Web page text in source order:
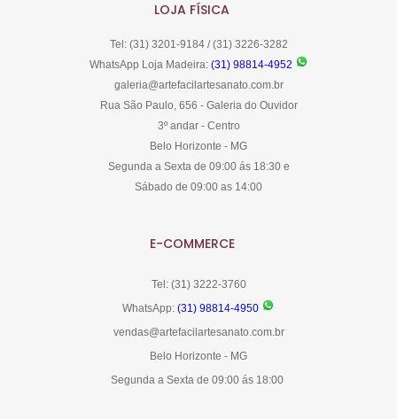
LOJA FÍSICA
Tel: (31) 3201-9184 / (31) 3226-3282
WhatsApp Loja Madeira: (31) 98814-4952
galeria@artefacilartesanato.com.br
Rua São Paulo, 656 - Galeria do Ouvidor
3º andar - Centro
Belo Horizonte - MG
Segunda a Sexta de 09:00 ás 18:30 e
Sábado de 09:00 as 14:00
E-COMMERCE
Tel: (31) 3222-3760
WhatsApp: (31) 98814-4950
vendas@artefacilartesanato.com.br
Belo Horizonte - MG
Segunda a Sexta de 09:00 ás 18:00